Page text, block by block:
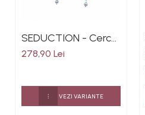
SEDUCTION - Cercei
foarte lungi cu flori
albastru
278,90 Lei
VEZI VARIANTE